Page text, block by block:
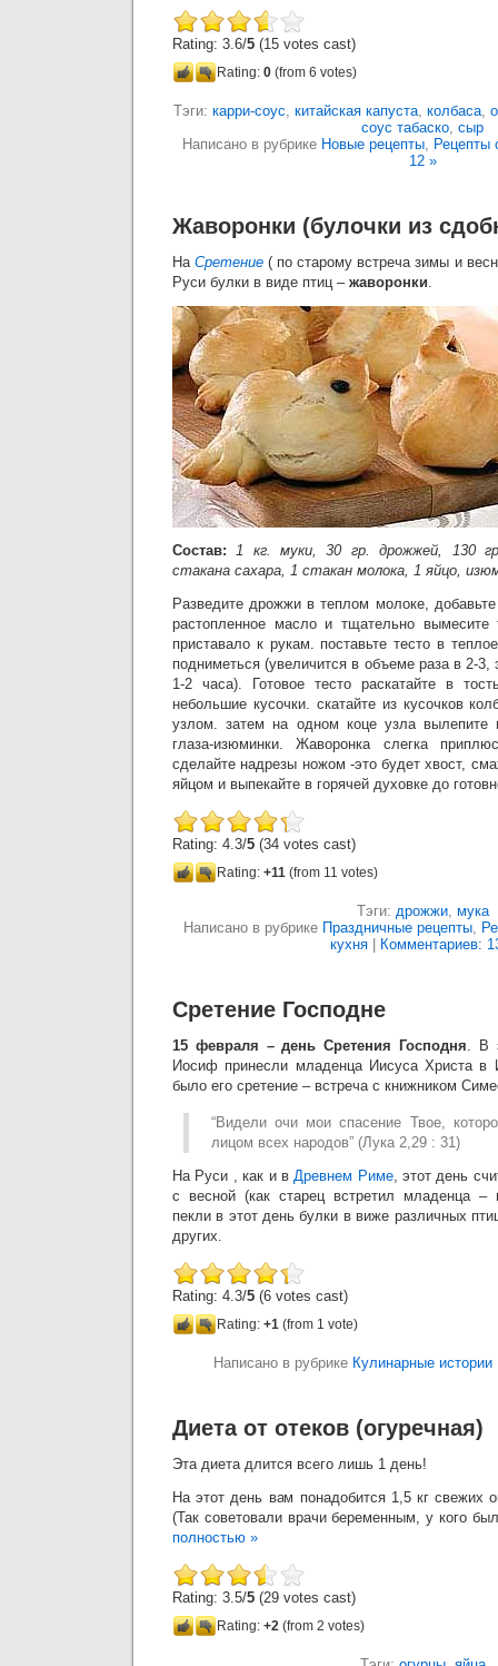
Rating: 3.6/5 (15 votes cast)
Rating: 0 (from 6 votes)
Тэги: карри-соус, китайская капуста, колбаса,
соус табаско, сыр
Написано в рубрике Новые рецепты, Рецепты
12 »
Жаворонки (булочки из
НаСретение ( по старому встреча зимы и
Руси булки в виде птиц – жаворонки.
Состав:1 кг. муки, 30 гр. дрожжей, 130
стакана сахара, 1 стакан молока, 1 яйцо,
Разведите дрожжи в теплом молоке,
растопленное масло и тщательно
приставало к рукам. поставьте тесто в
подниметься (увеличится в объеме раза в 2-3,
1-2 часа). Готовое тесто раскатайте в
небольшие кусочки. скатайте из кусочков
узлом. затем на одном коце узла вылепите
глаза-изюминки. Жаворонка слегка
сделайте надрезы ножом -это будет хвост,
яйцом и выпекайте в горячей духовке до
Rating: 4.3/5 (34 votes cast)
Rating: +11 (from 11 votes)
Тэги: дрожжи, мука
Написано в рубрике Праздничные рецепты,
кухня
Комментариев:
Сретение Господне
15 февраля – день Сретения Господня. В
Иосиф принесли младенца Иисуса Христа в
было его сретение – встреча с книжником
“Видели очи мои спасение Твое,
лицом всех народов” (Лука 2,29 : 31)
На Руси , как и вДревнем Риме, этот день
с весной (как старец встретил младенца –
пекли в этот день булки в виже различных
других.
Rating: 4.3/5 (6 votes cast)
Rating: +1 (from 1 vote)
Написано в рубрике Кулинарные истории
Диета от отеков (огуречная)
Эта диета длится всего лишь 1 день!
На этот день вам понадобится 1,5 кг свежих
(Так советовали врачи беременным, у кого
полностью »
Rating: 3.5/5 (29 votes cast)
Rating: +2 (from 2 votes)